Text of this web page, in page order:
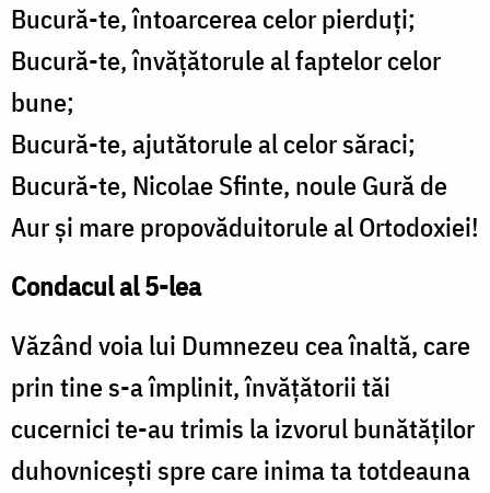
Bucură-te, întoarcerea celor pierduţi;
Bucură-te, învăţătorule al faptelor celor
bune;
Bucură-te, ajutătorule al celor săraci;
Bucură-te, Nicolae Sfinte, noule Gură de
Aur şi mare propovăduitorule al Ortodoxiei!
Condacul al 5-lea
Văzând voia lui Dumnezeu cea înaltă, care
prin tine s-a împlinit, învăţătorii tăi
cucernici te-au trimis la izvorul bunătăţilor
duhovniceşti spre care inima ta totdeauna